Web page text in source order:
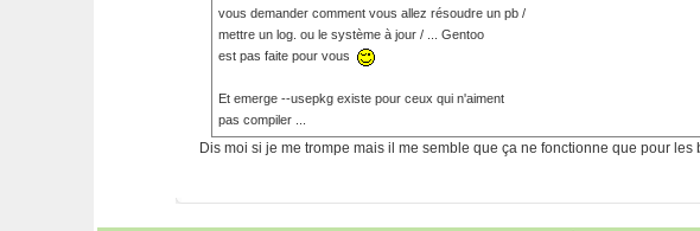
vous demander comment vous allez résoudre un pb /
mettre un log. ou le système à jour / ... Gentoo
est pas faite pour vous
Et emerge --usepkg existe pour ceux qui n'aiment
pas compiler ...
Dis moi si je me trompe mais il me semble que ça ne fonctionne que pour les